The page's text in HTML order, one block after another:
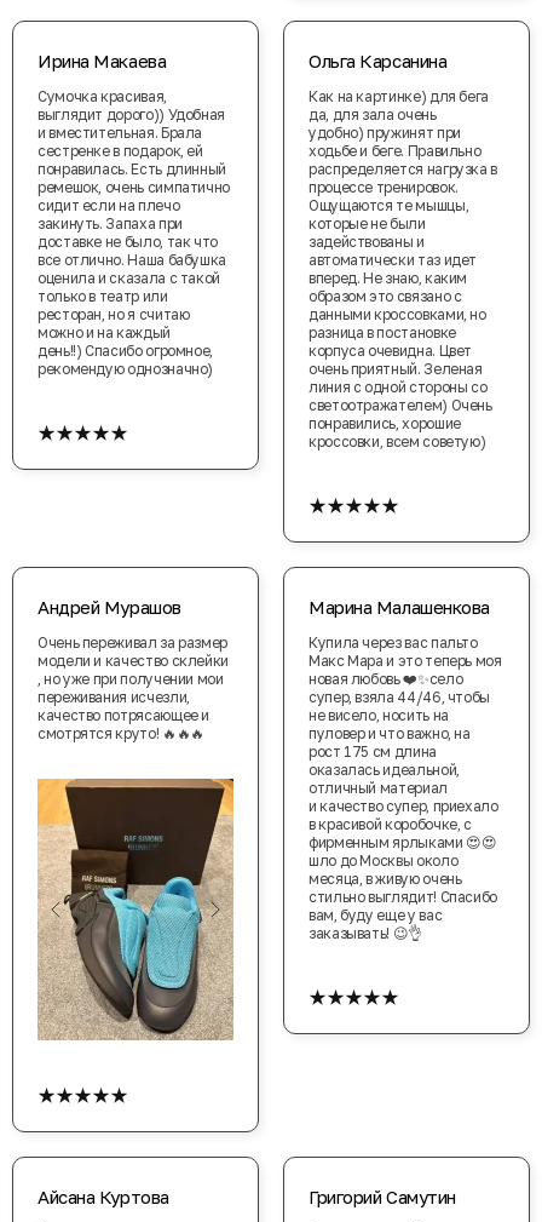
Ирина Макаева
Сумочка красивая,
выглядит дорого)) Удобная
и вместительная. Брала
сестренке в подарок, ей
понравилась. Есть длинный
ремешок, очень симпатично
сидит если на плечо
закинуть. Запаха при
доставке не было, так что
все отлично. Наша бабушка
оценила и сказала с такой
только в театр или
ресторан, но я считаю
можно и на каждый
день!!) Спасибо огромное,
рекомендую однозначно)
★★★★★
Ольга Карсанина
Как на картинке) для бега
да, для зала очень
удобно) пружинят при
ходьбе и беге. Правильно
распределяется нагрузка в
процессе тренировок.
Ощущаются те мышцы,
которые не были
задействованы и
автоматически таз идет
вперед. Не знаю, каким
образом это связано с
данными кроссовками, но
разница в постановке
корпуса очевидна. Цвет
очень приятный. Зеленая
линия с одной стороны со
светоотражателем) Очень
понравились, хорошие
кроссовки, всем советую)
★★★★★
Андрей Мурашов
Очень переживал за размер
модели и качество склейки
, но уже при получении мои
переживания исчезли,
качество потрясающее и
смотрятся круто! 🔥🔥🔥
★★★★★
Марина Малашенкова
Купила через вас пальто
Макс Мара и это теперь моя
новая любовь ❤️✨село
супер, взяла 44/46, чтобы
не висело, носить на
пуловер и что важно, на
рост 175 см длина
оказалась идеальной,
отличный материал
и качество супер, приехало
в красивой коробочке, с
фирменным ярлыками 😍😍
шло до Москвы около
месяца, в живую очень
стильно выглядит! Спасибо
вам, буду еще у вас
заказывать! 😉👌
★★★★★
Айсана Куртова Григорий Самутин